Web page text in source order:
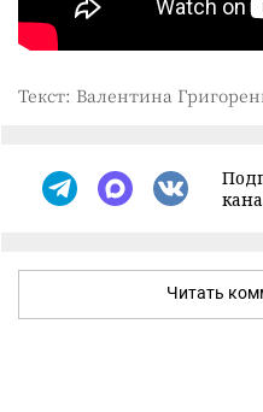
Текст: Валентина
Читать